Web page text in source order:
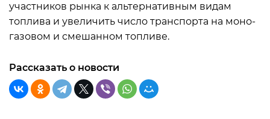
участников рынка к альтернативным видам
топлива и увеличить число транспорта на моно-
газовом и смешанном топливе.
Рассказать о новости